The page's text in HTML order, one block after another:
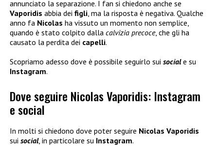
annunciato la separazione. I fan si chiedono anche se
Vaporidis abbia dei figli, ma la risposta è negativa. Qualche
anno fa Nicolas ha vissuto un momento non semplice,
quando è stato colpito dalla calvizia precoce, che gli ha
causato la perdita dei capelli.
Scopriamo adesso dove è possibile seguirlo sui sociale su
Instagram.
Dove seguire Nicolas Vaporidis: Instagram
e social
In molti si chiedono dove poter seguire Nicolas Vaporidis
sui social, in particolare su Instagram.